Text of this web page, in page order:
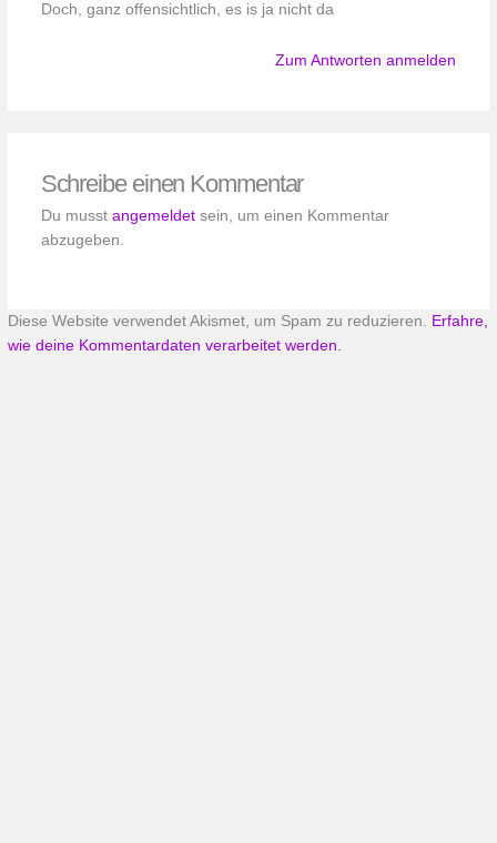
Doch, ganz offensichtlich, es is ja nicht da
Zum Antworten anmelden
Schreibe einen Kommentar
Du musst angemeldetsein, um einen Kommentar
abzugeben.
Diese Website verwendet Akismet, um Spam zu reduzieren.
Erfahre,
wie deine Kommentardaten verarbeitet werden.